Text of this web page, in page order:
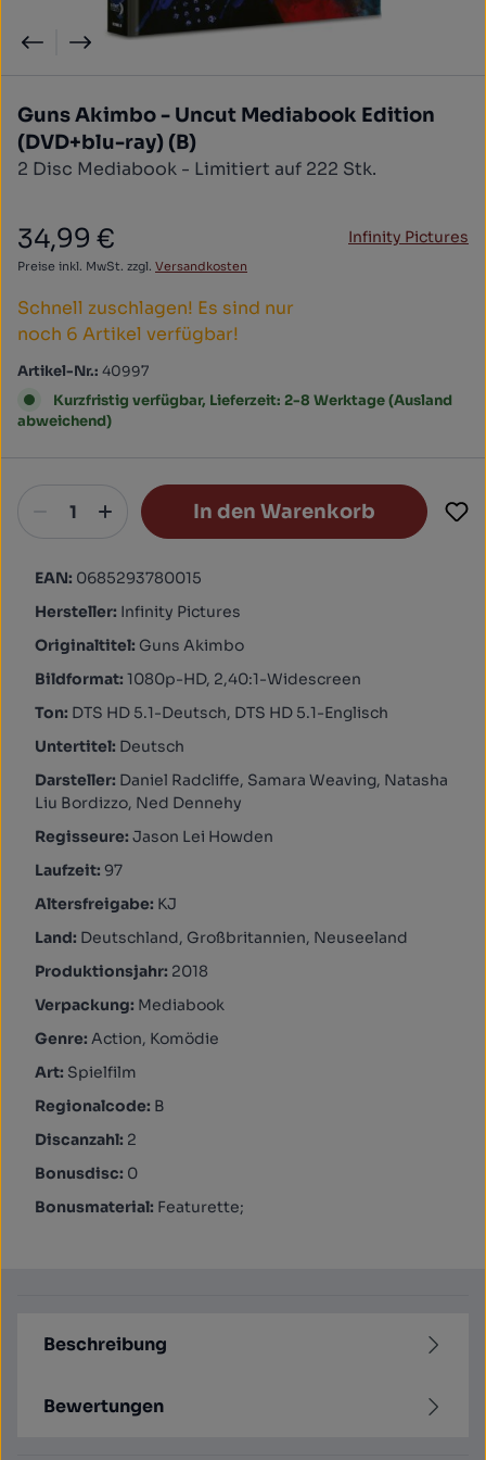
Guns Akimbo - Uncut Mediabook Edition
(DVD+blu-ray) (B)
2 Disc Mediabook - Limitiert auf 222 Stk.
Regulärer Preis:
34,99 €
Preise inkl. MwSt. zzgl. Versandkosten
Schnell zuschlagen! Es sind nur
noch 6 Artikel verfügbar!
Infinity Pictures
Artikel-Nr.: 40997
Kurzfristig verfügbar, Lieferzeit: 2-8 Werktage (Ausland
abweichend)
In den Warenkorb
EAN: 0685293780015
Hersteller: Infinity Pictures
Originaltitel: Guns Akimbo
Bildformat: 1080p-HD, 2,40:1-Widescreen
Ton: DTS HD 5.1-Deutsch, DTS HD 5.1-Englisch
Untertitel: Deutsch
Darsteller: Daniel Radcliffe, Samara Weaving, Natasha
Liu Bordizzo, Ned Dennehy
Regisseure: Jason Lei Howden
Laufzeit: 97
Altersfreigabe: KJ
Land: Deutschland, Großbritannien, Neuseeland
Produktionsjahr: 2018
Verpackung: Mediabook
Genre: Action, Komödie
Art: Spielfilm
Regionalcode: B
Discanzahl: 2
Bonusdisc: 0
Bonusmaterial: Featurette;
Beschreibung
Bewertungen